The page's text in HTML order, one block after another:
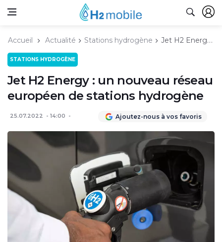
Accueil Actualité Stations hydrogène Jet H2 Energy : un nouveau réseau européen de stations hydrogène
STATIONS HYDROGÈNE
Jet H2 Energy : un nouveau réseau
européen de stations hydrogène
25.07.2022 14:00 Ajoutez-nous à vos favoris